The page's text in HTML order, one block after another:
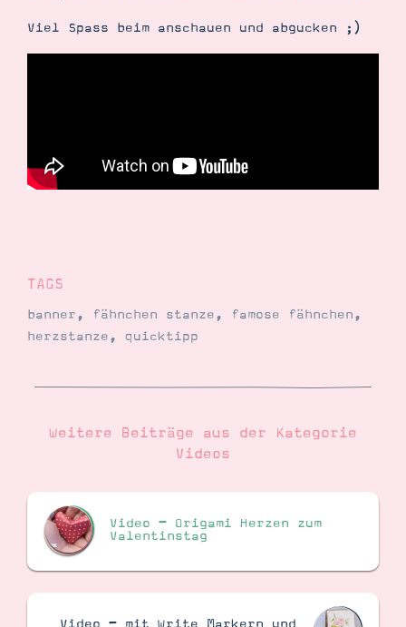
Viel Spass beim anschauen und abgucken ;)
TAGS
banner, fähnchen stanze, famose fähnchen,
herzstanze, quicktipp
Weitere Beiträge aus der Kategorie
Videos
Video – Origami Herzen zum
Valentinstag
Video – mit Write Markern und